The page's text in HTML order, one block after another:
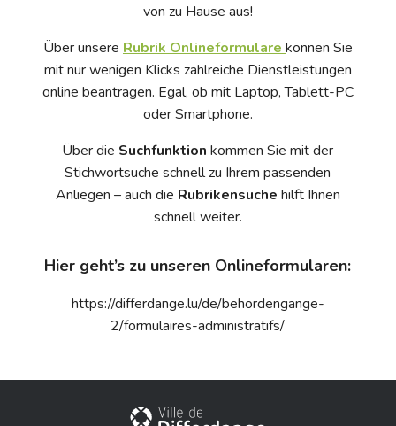
von zu Hause aus!
Über unsere Rubrik Onlineformulare können Sie
mit nur wenigen Klicks zahlreiche Dienstleistungen
online beantragen. Egal, ob mit Laptop, Tablett-PC
oder Smartphone.
Über die Suchfunktion kommen Sie mit der
Stichwortsuche schnell zu Ihrem passenden
Anliegen – auch die Rubrikensuche hilft Ihnen
schnell weiter.
Hier geht’s zu unseren Onlineformularen:
https://differdange.lu/de/behordengange-
2/formulaires-administratifs/
Stadt Differdingen